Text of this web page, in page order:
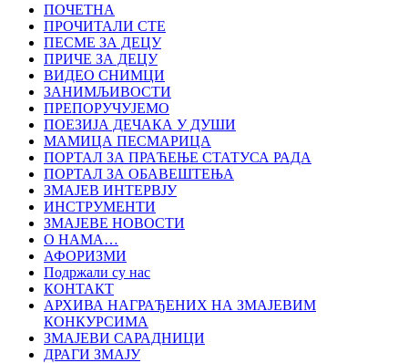
ПОЧЕТНА
ПРОЧИТАЛИ СТЕ
ПЕСМЕ ЗА ДЕЦУ
ПРИЧЕ ЗА ДЕЦУ
ВИДЕО СНИМЦИ
ЗАНИМЉИВОСТИ
ПРЕПОРУЧУЈЕМО
ПОЕЗИЈА ДЕЧАКА У ДУШИ
МАМИЦА ПЕСМАРИЦА
ПОРТАЛ ЗА ПРАЋЕЊЕ СТАТУСА РАДА
ПОРТАЛ ЗА ОБАВЕШТЕЊА
ЗМАЈЕВ ИНТЕРВЈУ
ИНСТРУМЕНТИ
ЗМАЈЕВЕ НОВОСТИ
О НАМА…
АФОРИЗМИ
Подржали су нас
КОНТАКТ
АРХИВА НАГРАЂЕНИХ НА ЗМАЈЕВИМ
КОНКУРСИМА
ЗМАЈЕВИ САРАДНИЦИ
ДРАГИ ЗМАЈУ